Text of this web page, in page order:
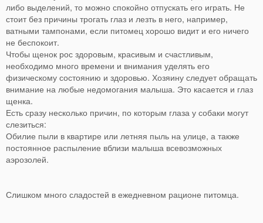
либо выделений, то можно спокойно отпускать его играть. Не
стоит без причины трогать глаз и лезть в него, например,
ватными тампонами, если питомец хорошо видит и его ничего
не беспокоит.
Чтобы щенок рос здоровым, красивым и счастливым,
необходимо много времени и внимания уделять его
физическому состоянию и здоровью. Хозяину следует обращать
внимание на любые недомогания малыша. Это касается и глаз
щенка.
Есть сразу несколько причин, по которым глаза у собаки могут
слезиться:
Обилие пыли в квартире или летняя пыль на улице, а также
постоянное распыление вблизи малыша всевозможных
аэрозолей.
Слишком много сладостей в ежедневном рационе питомца.